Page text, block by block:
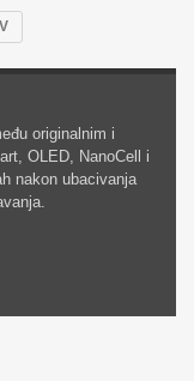
originalnim i
OLED, NanoCell i
nakon ubacivanja